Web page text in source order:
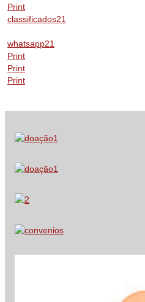
Print
classificados21
whatsapp21
Print
Print
Print